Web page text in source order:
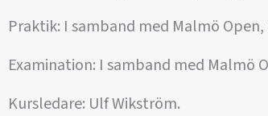
Praktik: I samband med Malmö
Examination: I samband med Malmö
Kursledare: Ulf Wikström.